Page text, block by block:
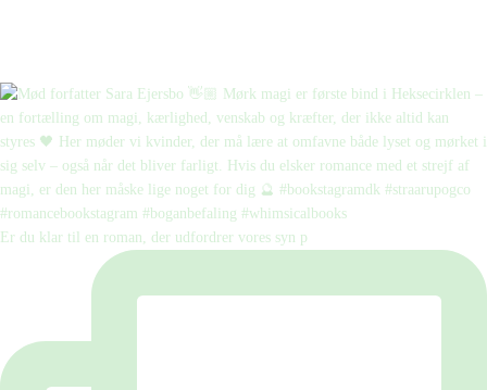
Er du klar til en roman, der udfordrer vores syn p